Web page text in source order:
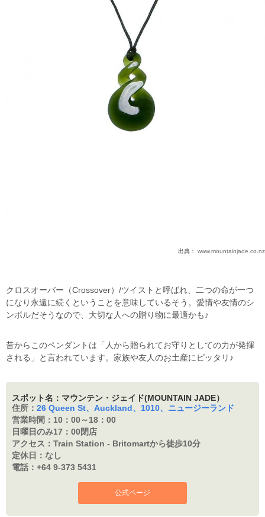
出典： www.mountainjade.co.nz
クロスオーバー（Crossover）/ツイストと呼ばれ、二つの命が一つ
になり永遠に続くということを意味しているそう。愛情や友情のシ
ンボルだそうなので、大切な人への贈り物に最適かも♪
昔からこのペンダントは「人から贈られてお守りとしての力が発揮
される」と言われています。家族や友人のお土産にピッタリ♪
スポット名：マウンテン・ジェイド(MOUNTAIN JADE）
住所： 26 Queen St、Auckland、1010、ニュージーランド
営業時間： 10：00～18：00
日曜日のみ17： 00閉店
アクセス： Train Station - Britomartから徒歩10分
定休日： なし
電話： +64 9-373 5431
公式ページ